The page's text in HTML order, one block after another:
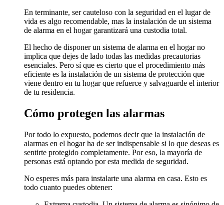
En terminante, ser cauteloso con la seguridad en el lugar de
vida es algo recomendable, mas la instalación de un sistema
de alarma en el hogar garantizará una custodia total.
El hecho de disponer un sistema de alarma en el hogar no
implica que dejes de lado todas las medidas precautorias
esenciales. Pero sí que es cierto que el procedimiento más
eficiente es la instalación de un sistema de protección que
viene dentro en tu hogar que refuerce y salvaguarde el interior
de tu residencia.
Cómo protegen las alarmas
Por todo lo expuesto, podemos decir que la instalación de
alarmas en el hogar ha de ser indispensable si lo que deseas es
sentirte protegido completamente. Por eso, la mayoría de
personas está optando por esta medida de seguridad.
No esperes más para instalarte una alarma en casa. Esto es
todo cuanto puedes obtener: